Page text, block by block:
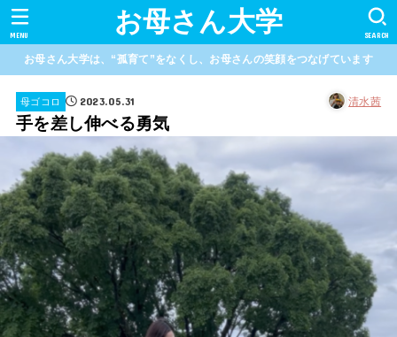
お母さん大学 SEARCH
MENU
お母さん大学は、“孤育て”をなくし、お母さんの笑顔をつなげています
母ゴコロ 2023.05.31 清水茜
手を差し伸べる勇気